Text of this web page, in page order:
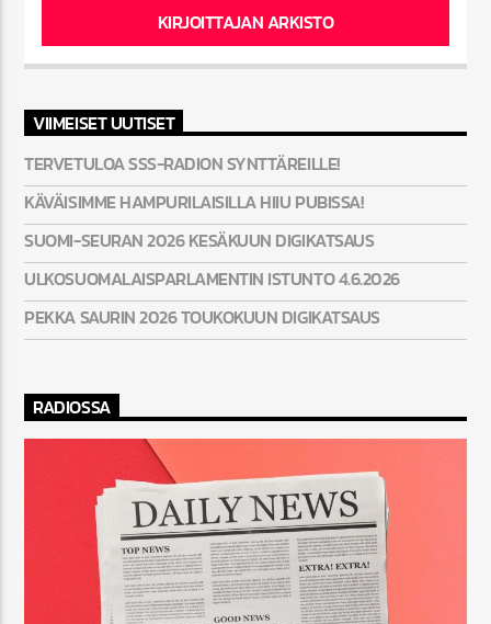
KIRJOITTAJAN ARKISTO
VIIMEISET UUTISET
TERVETULOA SSS-RADION SYNTTÄREILLE!
KÄVÄISIMME HAMPURILAISILLA HIIU PUBISSA!
SUOMI-SEURAN 2026 KESÄKUUN DIGIKATSAUS
ULKOSUOMALAISPARLAMENTIN ISTUNTO 4.6.2026
PEKKA SAURIN 2026 TOUKOKUUN DIGIKATSAUS
RADIOSSA